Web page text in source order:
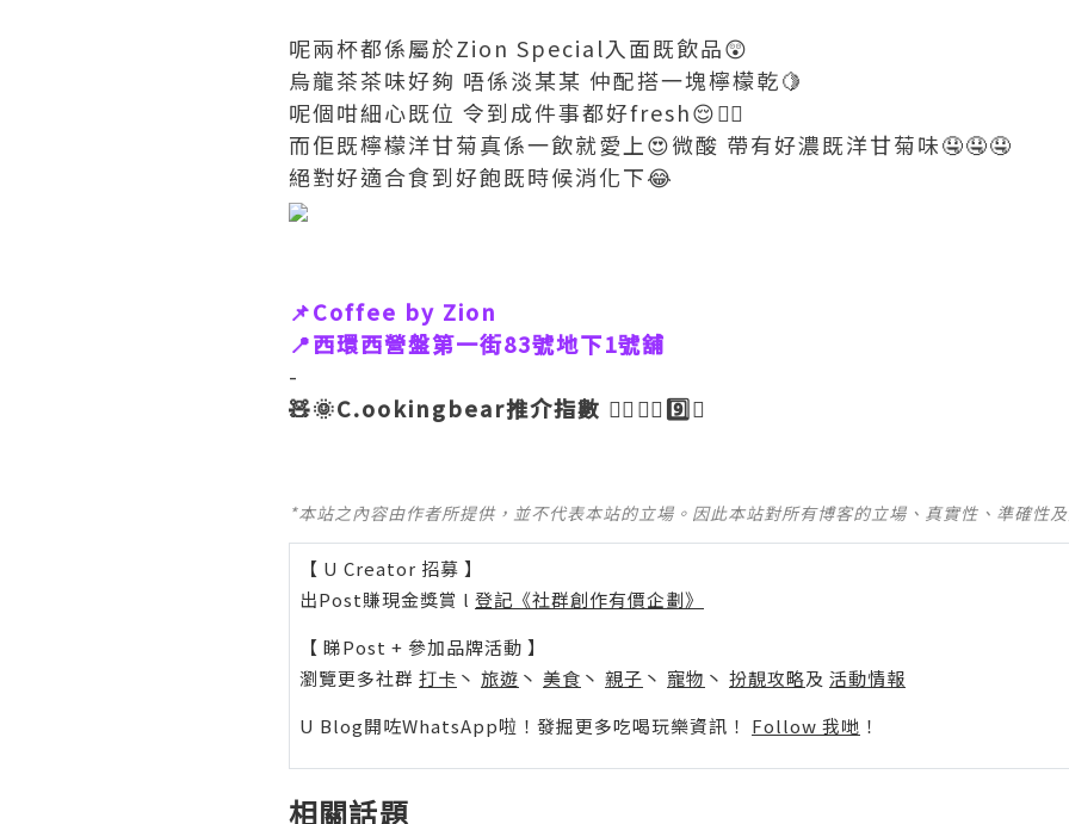
呢兩杯都係屬於Zion Special入面既飲品😲
烏龍茶茶味好夠 唔係淡某某 仲配搭一塊檸檬乾🍋
呢個咁細心既位 令到成件事都好fresh😌👍🏼
而佢既檸檬洋甘菊真係一飲就愛上😍微酸 帶有好濃既洋甘菊味🤤🤤🤤
絕對好適合食到好飽既時候消化下😂
📌Coffee by Zion
📍西環西營盤第一街83號地下1號舖
-
🧸🌞C.ookingbear推介指數 👉🏼👉🏼9️⃣🌟
*本站之內容由作者所提供，並不代表本站的立場。因此本站對所有博客的立場、真實性、準確性
【 U Creator 招募 】
出Post賺現金獎賞 l 登記《社群創作有價企劃》
【 睇Post + 參加品牌活動 】
瀏覽更多社群 打卡 丶 旅遊 丶 美食 丶 親子 丶 寵物 丶 扮靚攻略及 活動情報
U Blog開咗WhatsApp啦！發掘更多吃喝玩樂資訊！ Follow 我哋 ！
相關話題